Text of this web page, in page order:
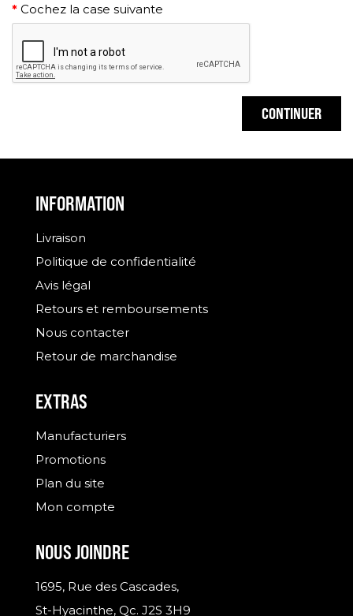
Cochez la case suivante
CONTINUER
INFORMATION
Livraison
Politique de confidentialité
Avis légal
Retours et remboursements
Nous contacter
Retour de marchandise
EXTRAS
Manufacturiers
Promotions
Plan du site
Mon compte
NOUS JOINDRE
1695, Rue des Cascades,
St-Hyacinthe, Qc. J2S 3H9